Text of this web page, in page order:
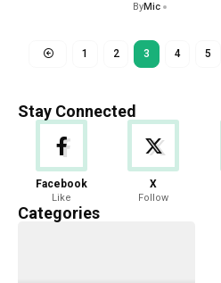
ByMic
1 2 3 4 5
Stay Connected
Facebook
Like
X
Follow
Categories